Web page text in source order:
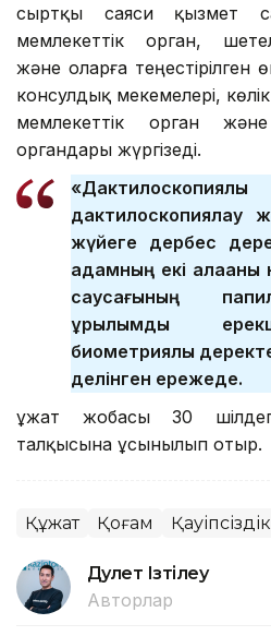
сыртқы саяси қызмет
мемлекеттік орган,
және оларға теңестірілген
консулдық мекемелері,
мемлекеттік орган және
органдары жүргізеді.
дактилоскопиялау
жүйеге дербес
адамның екі алақаны
саусағының
құрылымдық
биометриялық
делінген ережеде.
Құжат жобасы 30
талқысына ұсынылып отыр.
Құжат Қоғам Қауіпсіздік
Дәулет Ізтілеу
Авторлар